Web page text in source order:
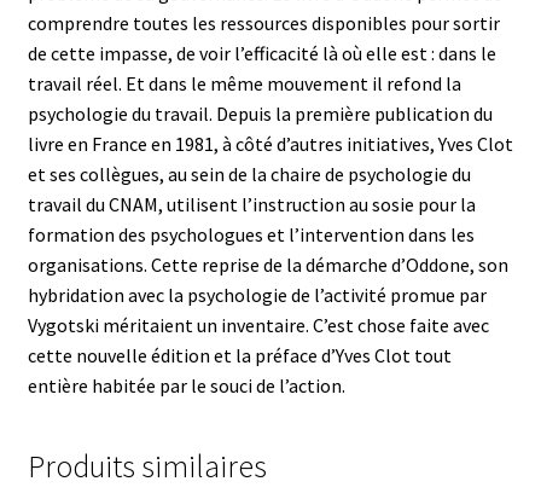
comprendre toutes les ressources disponibles pour sortir
de cette impasse, de voir l’efficacité là où elle est : dans le
travail réel. Et dans le même mouvement il refond la
psychologie du travail. Depuis la première publication du
livre en France en 1981, à côté d’autres initiatives, Yves Clot
et ses collègues, au sein de la chaire de psychologie du
travail du CNAM, utilisent l’instruction au sosie pour la
formation des psychologues et l’intervention dans les
organisations. Cette reprise de la démarche d’Oddone, son
hybridation avec la psychologie de l’activité promue par
Vygotski méritaient un inventaire. C’est chose faite avec
cette nouvelle édition et la préface d’Yves Clot tout
entière habitée par le souci de l’action.
Produits similaires